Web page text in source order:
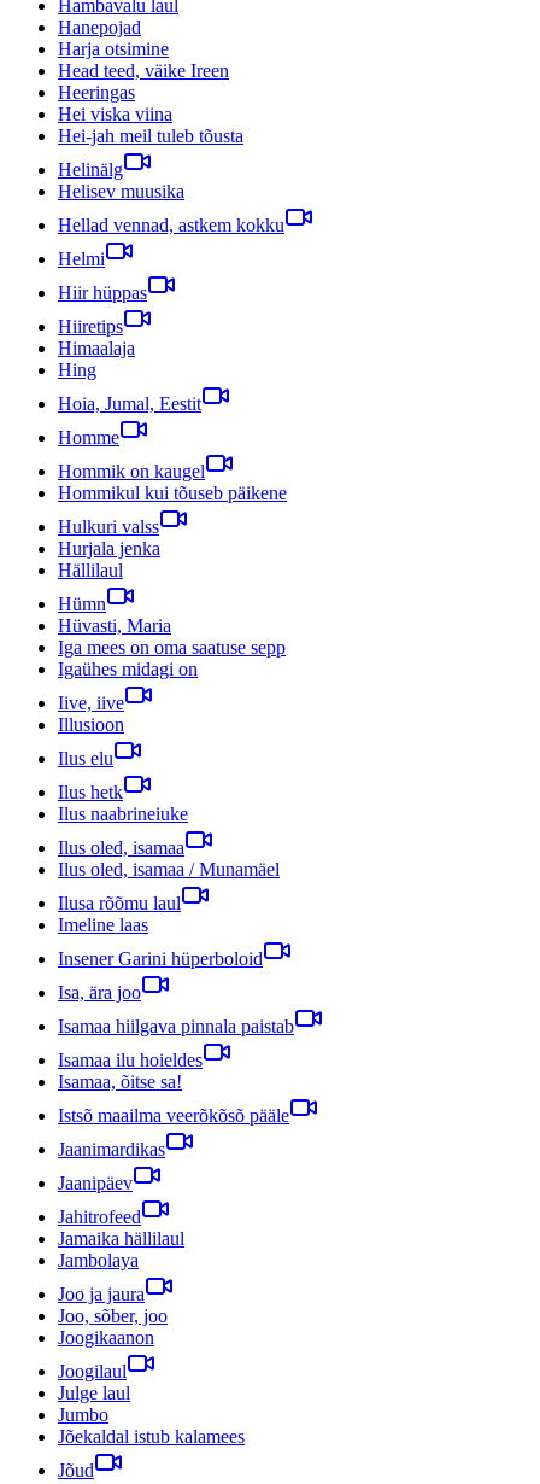
Hambavalu laul
Hanepojad
Harja otsimine
Head teed, väike Ireen
Heeringas
Hei viska viina
Hei-jah meil tuleb tõusta
Helinälg
Helisev muusika
Hellad vennad, astkem kokku
Helmi
Hiir hüppas
Hiiretips
Himaalaja
Hing
Hoia, Jumal, Eestit
Homme
Hommik on kaugel
Hommikul kui tõuseb päikene
Hulkuri valss
Hurjala jenka
Hällilaul
Hümn
Hüvasti, Maria
Iga mees on oma saatuse sepp
Igaühes midagi on
Iive, iive
Illusioon
Ilus elu
Ilus hetk
Ilus naabrineiuke
Ilus oled, isamaa
Ilus oled, isamaa / Munamäel
Ilusa rõõmu laul
Imeline laas
Insener Garini hüperboloid
Isa, ära joo
Isamaa hiilgava pinnala paistab
Isamaa ilu hoieldes
Isamaa, õitse sa!
Istsõ maailma veerõkõsõ pääle
Jaanimardikas
Jaanipäev
Jahitrofeed
Jamaika hällilaul
Jambolaya
Joo ja jaura
Joo, sõber, joo
Joogikaanon
Joogilaul
Julge laul
Jumbo
Jõekaldal istub kalamees
Jõud